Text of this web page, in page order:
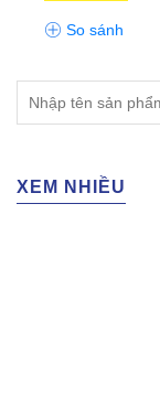
So sánh
XEM NHIỀU